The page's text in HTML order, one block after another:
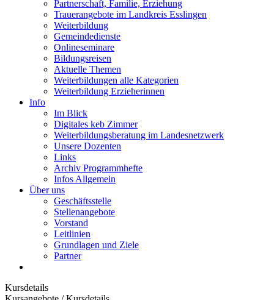
Partnerschaft, Familie, Erziehung
Trauerangebote im Landkreis Esslingen
Weiterbildung
Gemeindedienste
Onlineseminare
Bildungsreisen
Aktuelle Themen
Weiterbildungen alle Kategorien
Weiterbildung Erzieherinnen
Info
Im Blick
Digitales keb Zimmer
Weiterbildungsberatung im Landesnetzwerk
Unsere Dozenten
Links
Archiv Programmhefte
Infos Allgemein
Über uns
Geschäftsstelle
Stellenangebote
Vorstand
Leitlinien
Grundlagen und Ziele
Partner
Kursdetails